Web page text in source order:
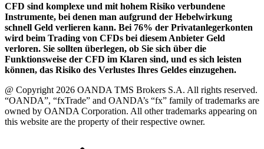
CFD sind komplexe und mit hohem Risiko verbundene
Instrumente, bei denen man aufgrund der Hebelwirkung
schnell Geld verlieren kann. Bei 76% der Privatanlegerkonten
wird beim Trading von CFDs bei diesem Anbieter Geld
verloren. Sie sollten überlegen, ob Sie sich über die
Funktionsweise der CFD im Klaren sind, und es sich leisten
können, das Risiko des Verlustes Ihres Geldes einzugehen.
@ Copyright 2026 OANDA TMS Brokers S.A. All rights reserved.
“OANDA”, “fxTrade” and OANDA’s “fx” family of trademarks are
owned by OANDA Corporation. All other trademarks appearing on
this website are the property of their respective owner.